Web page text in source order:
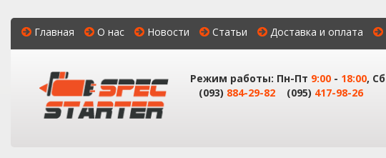
Главная О нас Новости Статьи Доставка и оплата
Режим работы: Пн-Пт 9:00- 18:00, Сб
(093) 884-29-82(095) 417-98-26